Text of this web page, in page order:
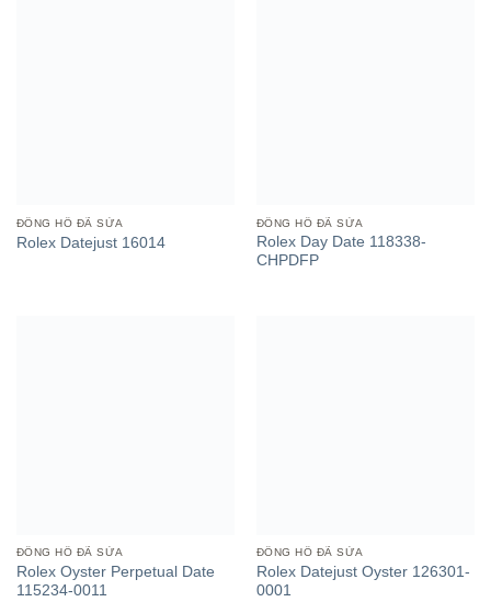
ĐỒNG HỒ ĐÃ SỬA
Rolex Datejust 16014
ĐỒNG HỒ ĐÃ SỬA
Rolex Day Date 118338-
CHPDFP
ĐỒNG HỒ ĐÃ SỬA
Rolex Oyster Perpetual Date
115234-0011
ĐỒNG HỒ ĐÃ SỬA
Rolex Datejust Oyster 126301-
0001